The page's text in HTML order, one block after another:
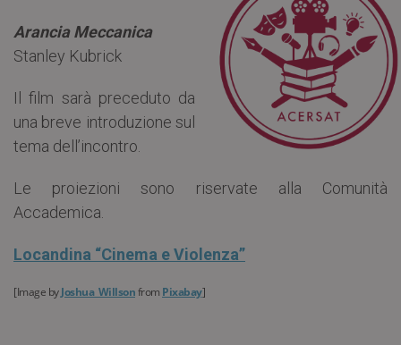
Arancia Meccanica
Stanley Kubrick
Il film sarà preceduto da
una breve introduzione sul
tema dell’incontro.
Le proiezioni sono riservate alla Comunità
Accademica.
Locandina “Cinema e Violenza”
[Image byJoshua_Willsonfrom Pixabay]